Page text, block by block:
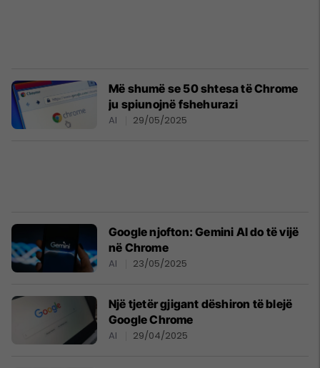
Më shumë se 50 shtesa të Chrome
ju spiunojnë fshehurazi
AI 29/05/2025
Google njofton: Gemini AI do të vijë
në Chrome
AI 23/05/2025
Një tjetër gjigant dëshiron të blejë
Google Chrome
AI 29/04/2025